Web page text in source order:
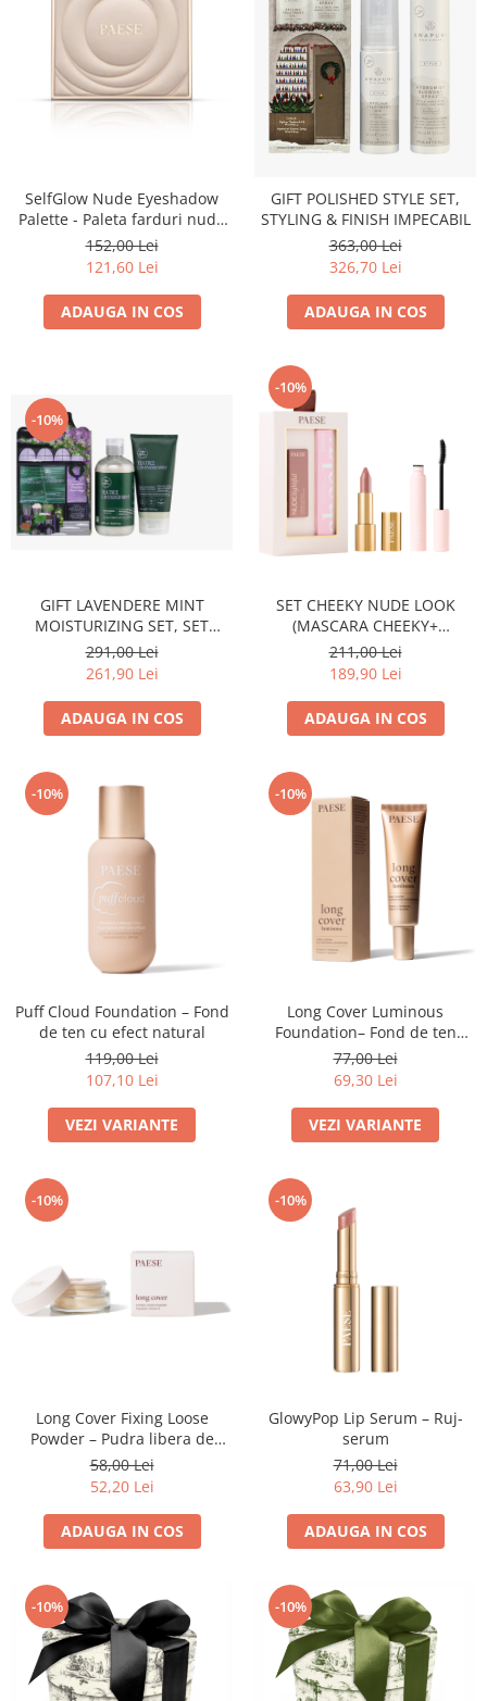
SelfGlow Nude Eyeshadow
Palette - Paleta farduri nude
versatila
152,00 Lei
121,60 Lei
ADAUGA IN COS
GIFT POLISHED STYLE SET,
STYLING & FINISH IMPECABIL
363,00 Lei
326,70 Lei
ADAUGA IN COS
-10%
GIFT LAVENDERE MINT
MOISTURIZING SET, SET
HIDRATARE CU LAVANDA
PENTRU PARUL USCAT
291,00 Lei
261,90 Lei
ADAUGA IN COS
-10%
SET CHEEKY NUDE LOOK
(MASCARA CHEEKY+
NUDELIGHTFUL LIPSTICK NR
400)
211,00 Lei
189,90 Lei
ADAUGA IN COS
-10%
Puff Cloud Foundation – Fond
de ten cu efect natural
119,00 Lei
107,10 Lei
VEZI VARIANTE
-10%
Long Cover Luminous
Foundation– Fond de ten
luminos
77,00 Lei
69,30 Lei
VEZI VARIANTE
-10%
Long Cover Fixing Loose
Powder – Pudra libera de
fixare
58,00 Lei
52,20 Lei
ADAUGA IN COS
-10%
GlowyPop Lip Serum – Ruj-
serum
71,00 Lei
63,90 Lei
ADAUGA IN COS
-10% -10%